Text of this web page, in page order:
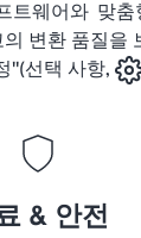
트웨어와 맞춤
변환 품질을
"(선택 사항,
& 안전